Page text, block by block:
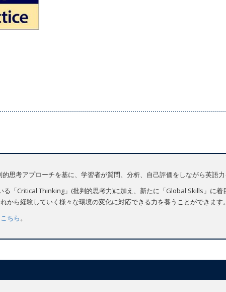
思考アプローチを基に、学習者が質問、分析、自己評価をしながら英語
る「Critical Thinking」(批判的思考力)に加え、新たに「Global Skills」に
から経験していく様々な環境の変化に対応できる力を養うことができます
こちら。